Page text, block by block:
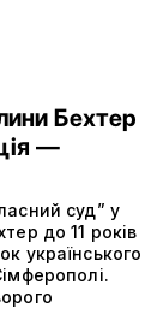
Бехтер
—
суд” у
до 11 років
українського